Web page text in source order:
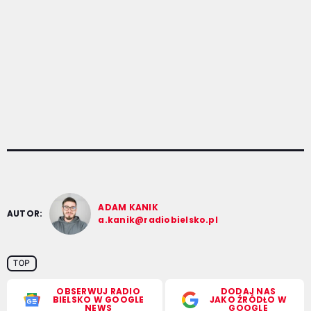
AUTOR:
ADAM KANIK
a.kanik@radiobielsko.pl
TOP
OBSERWUJ RADIO
BIELSKO W GOOGLE
NEWS
DODAJ NAS
JAKO ŹRÓDŁO W
GOOGLE